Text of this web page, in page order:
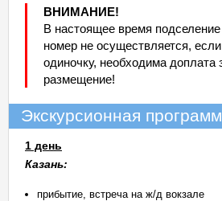
ВНИМАНИЕ!
В настоящее время
номер не осуществляется,
одиночку, необходима доплата
размещение!
Экскурсионная
1 день
Казань:
прибытие, встреча на ж/д вокзале